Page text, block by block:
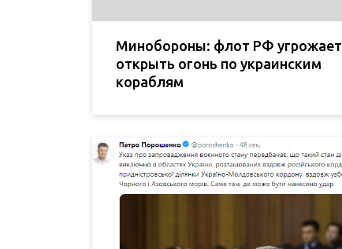
Минобороны: флот РФ угрожает
открыть огонь по украинским
кораблям